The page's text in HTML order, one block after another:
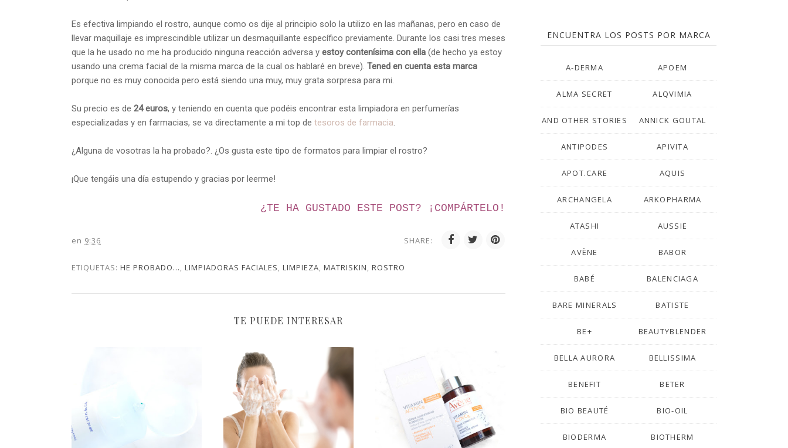
Es efectiva limpiando el rostro, aunque como os dije al principio solo la utilizo en las mañanas, pero en caso de
llevar maquillaje es imprescindible utilizar un desmaquillante específico previamente. Durante los casi tres meses
que la he usado no me ha producido ninguna reacción adversa y estoy contenísima con ella (de hecho ya estoy
usando una crema facial de la misma marca de la cual os hablaré en breve). Tened en cuenta esta marca
porque no es muy conocida pero está siendo una muy, muy grata sorpresa para mi.
Su precio es de 24 euros, y teniendo en cuenta que podéis encontrar esta limpiadora en perfumerías
especializadas y en farmacias, se va directamente a mi top de tesoros de farmacia.
¿Alguna de vosotras la ha probado?. ¿Os gusta este tipo de formatos para limpiar el rostro?
¡Que tengáis una día estupendo y gracias por leerme!
¿TE HA GUSTADO ESTE POST? ¡ COMPÁRTELO!
en 9:36 SHARE:
ETIQUETAS: HE PROBADO..., LIMPIADORAS FACIALES, LIMPIEZA, MATRISKIN, ROSTRO
TE PUEDE INTERESAR
ENCUENTRA LOS POSTS POR MARCA
A-DERMA APOEM
ALMA SECRET ALQVIMIA
AND OTHER STORIES ANNICK GOUTAL
ANTIPODES APIVITA
APOT.CARE AQUIS
ARCHANGELA ARKOPHARMA
ATASHI AUSSIE
AVÈNE BABOR
BABÉ BALENCIAGA
BARE MINERALS BATISTE
BE+ BEAUTYBLENDER
BELLA AURORA BELLISSIMA
BENEFIT BETER
BIO BEAUTÉ BIO-OIL
BIODERMA BIOTHERM